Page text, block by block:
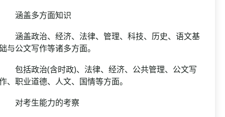
盖多方面知识
盖政治、经济、法律、管理、科技、历史、语文基
与公文写作等诸多方面。
括政治(含时政)、法律、经济、公共管理、公文写
、职业道德、人文、国情等方面。
考生能力的考察